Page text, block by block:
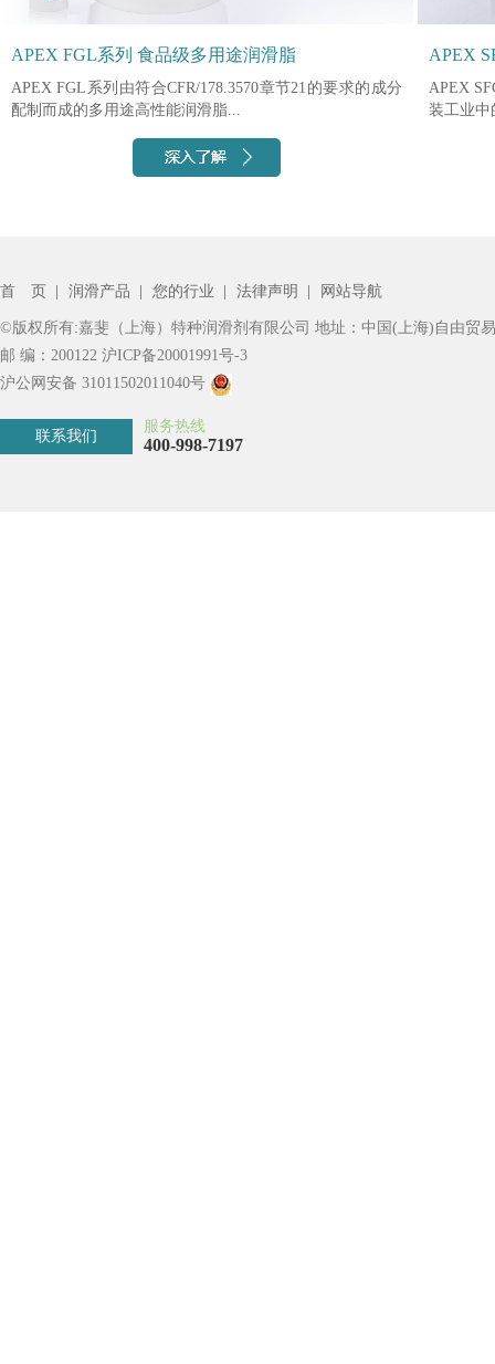
APEX FGL系列 食品级多用途润滑脂
APEX FGL系列由符合CFR/178.3570章节21的要求的成分
配制而成的多用途高性能润滑脂...
APEX
APEX
装工业中
首 页 润滑产品 您的行业 法律声明 网站导航
©版权所有:嘉斐（上海）特种润滑剂有限公司 地址：中国(上海)自由贸
邮 编：200122 沪ICP备20001991号-3
沪公网安备 31011502011040号
联系我们
服务热线
400-998-7197